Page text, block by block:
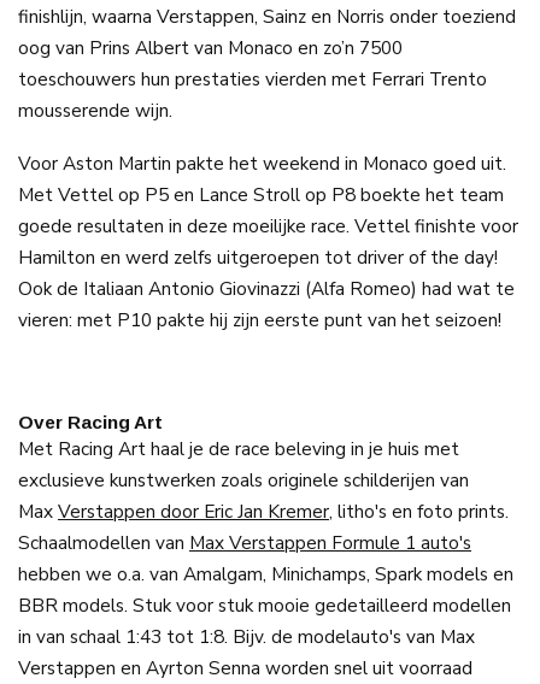
finishlijn, waarna Verstappen, Sainz en Norris onder toeziend
oog van Prins Albert van Monaco en zo’n 7500
toeschouwers hun prestaties vierden met Ferrari Trento
mousserende wijn.
Voor Aston Martin pakte het weekend in Monaco goed uit.
Met Vettel op P5 en Lance Stroll op P8 boekte het team
goede resultaten in deze moeilijke race. Vettel finishte voor
Hamilton en werd zelfs uitgeroepen tot driver of the day!
Ook de Italiaan Antonio Giovinazzi (Alfa Romeo) had wat te
vieren: met P10 pakte hij zijn eerste punt van het seizoen!
Over Racing Art
Met Racing Art haal je de race beleving in je huis met
exclusieve kunstwerken zoals originele schilderijen van
MaxVerstappen door Eric Jan Kremer, litho's en foto prints.
Schaalmodellen van Max Verstappen Formule 1 auto's
hebben we o.a. van Amalgam, Minichamps, Spark models en
BBR models. Stuk voor stuk mooie gedetailleerd modellen
in van schaal 1:43 tot 1:8. Bijv. de modelauto's van Max
Verstappen en Ayrton Senna worden snel uit voorraad